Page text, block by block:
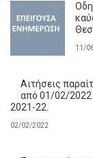
11/
Αιτήσεις
από 01/02/2022
2021-22.
02/02/2022